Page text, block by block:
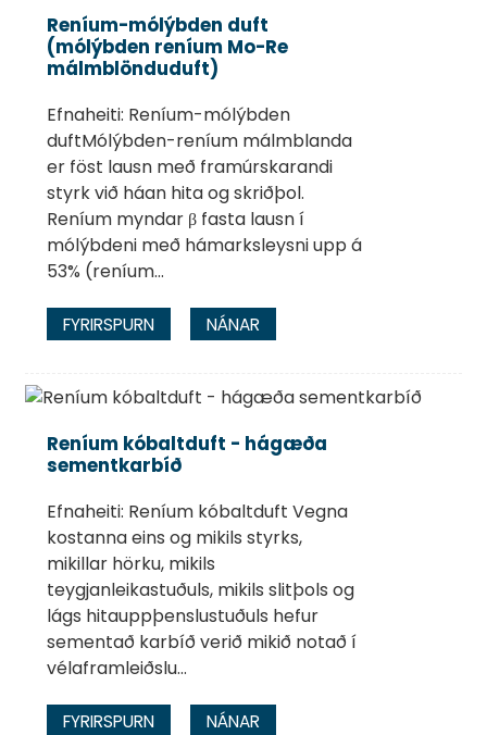
Reníum-mólýbden duft
(mólýbden reníum Mo-Re
málmblönduduft)
Efnaheiti: Reníum-mólýbden
duftMólýbden-reníum málmblanda
er föst lausn með framúrskarandi
styrk við háan hita og skriðþol.
Reníum myndar β fasta lausn í
mólýbdeni með hámarksleysni upp á
53% (reníum...
FYRIRSPURN NÁNAR
Reníum kóbaltduft - hágæða
sementkarbíð
Efnaheiti: Reníum kóbaltduft Vegna
kostanna eins og mikils styrks,
mikillar hörku, mikils
teygjanleikastuðuls, mikils slitþols og
lágs hitauppþenslustuðuls hefur
sementað karbíð verið mikið notað í
vélaframleiðslu...
FYRIRSPURN NÁNAR